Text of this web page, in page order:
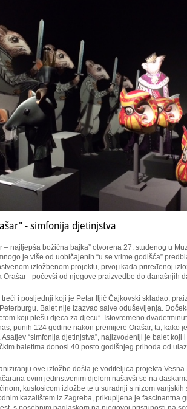
- simfonija djetinjstva
– najljepša božićna bajka” otvorena 27. studenog u
je više od uobičajenih “u se vrime godišća”
izložbenom projektu, prvoj ikada priređenoj
Orašar - počevši od njegove praizvedbe do današnjih
treći i posljednji koji je Petar Iljič Čajkovski skladao,
Balet nije izazvao salve oduševljenja.
koji plešu djeca za djecu”. Istovremeno
punih 124 godine nakon premijere Orašar, ta, kako
Asafjev “simfonija djetinjstva”, najizvođeniji je balet koji
baletima donosi 40 posto godišnjeg prihoda od
ove izložbe došla je voditeljica projekta
ovim jedinstvenim djelom našavši se na
kustosicom izložbe te u suradnji s nizom vanjskih
kazalištem iz Zagreba, prikupljena je fascinantna